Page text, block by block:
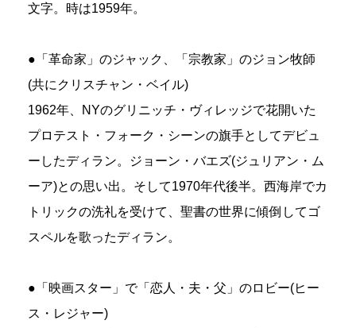
文字。時は1959年。
●「革命家」のジャック、「宗教家」のジョン牧師
(共にクリスチャン・ベイル)
1962年、NYのグリニッチ・ヴィレッジで花開いた
プロテスト・フォーク・シーンの旗手としてデビュ
ーしたディラン。ジョーン・バエズ(ジュリアン・ム
ーア)との思い出。そして1970年代後半。西海岸でカ
トリックの洗礼を受けて、聖書の世界に傾倒してゴ
スペルを歌ったディラン。
●「映画スター」で「恋人・夫・父」のロビー(ヒー
ス・レジャー)